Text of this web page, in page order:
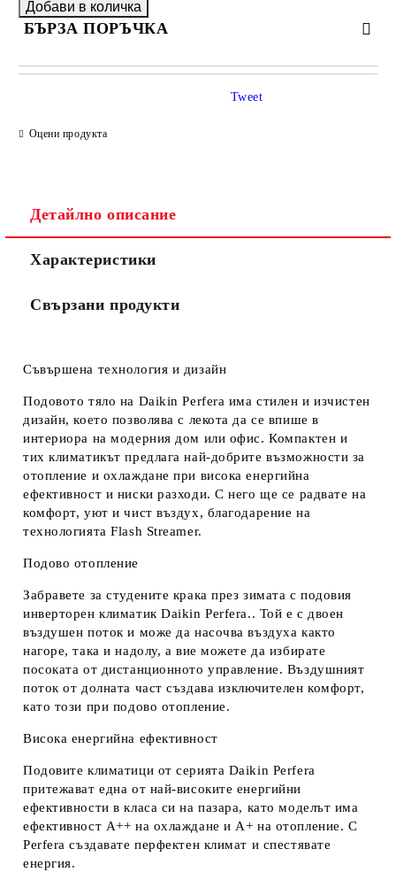
БЪРЗА ПОРЪЧКА
САМО ПОПЪЛНЕТЕ 4 ПОЛЕТА
Съгласен съм сПолитиката за лични данни
Ние ще се свържем с вас в рамките на работния ден.
Оцени продукта
Tweet
Детайлно описание
Характеристики
Свързани продукти
Съвършена технология и дизайн
Подовото тяло на Daikin Perfera има стилен и изчистен
дизайн, което позволява с лекота да се впише в
интериора на модерния дом или офис. Компактен и
тих климатикът предлага най-добрите възможности за
отопление и охлаждане при висока енергийна
ефективност и ниски разходи. С него ще се радвате на
комфорт, уют и чист въздух, благодарение на
технологията Flash Streamer.
Подово отопление
Забравете за студените крака през зимата с подовия
инверторен климатик Daikin Perfera.. Той е с двоен
въздушен поток и може да насочва въздуха както
нагоре, така и надолу, а вие можете да избирате
посоката от дистанционното управление. Въздушният
поток от долната част създава изключителен комфорт,
като този при подово отопление.
Висока енергийна ефективност
Подовите климатици от серията Daikin Perfera
притежават една от най-високите енергийни
ефективности в класа си на пазара, като моделът има
ефективност А++ на охлаждане и А+ на отопление. С
Perfera създавате перфектен климат и спестявате
енергия.